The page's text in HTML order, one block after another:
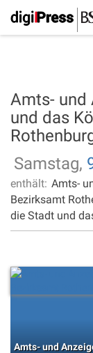
Amts- und
und das
Samstag,
enthält: Amts-
Bezirksamt
die Stadt und
Amts- und